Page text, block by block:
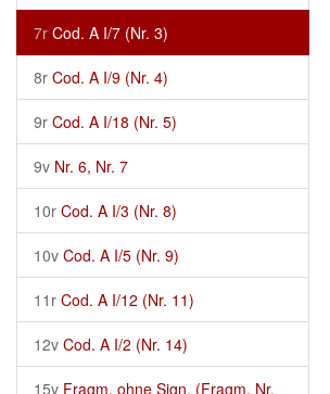
7r Cod. A I/7 (Nr. 3)
8r Cod. A I/9 (Nr. 4)
9r Cod. A I/18 (Nr. 5)
9v Nr. 6, Nr. 7
10r Cod. A I/3 (Nr. 8)
10v Cod. A I/5 (Nr. 9)
11r Cod. A I/12 (Nr. 11)
12v Cod. A I/2 (Nr. 14)
15v Fragm. ohne Sign. (Fragm. Nr.